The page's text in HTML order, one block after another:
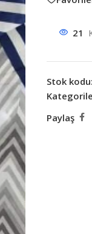
21
Stok kodu:
Paylaş